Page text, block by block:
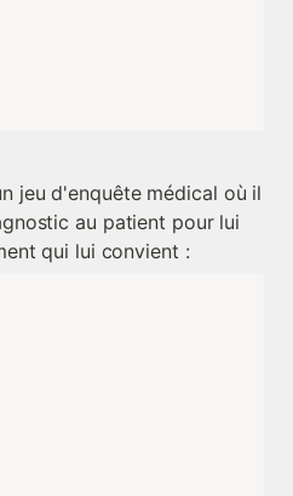
jeu d'enquête médical où il
au patient pour lui
qui lui convient :